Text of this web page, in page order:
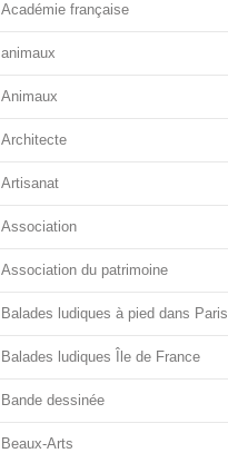
Académie française
animaux
Animaux
Architecte
Artisanat
Association
Association du patrimoine
Balades ludiques à pied dans Paris
Balades ludiques Île de France
Bande dessinée
Beaux-Arts